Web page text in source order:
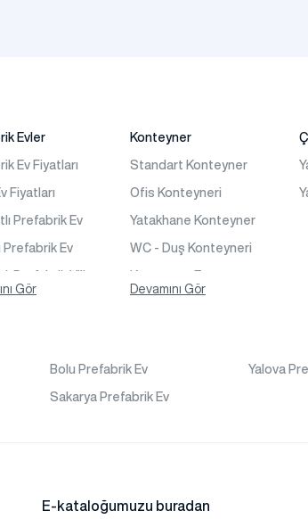
Evler
Ev Fiyatları
Fiyatları
Prefabrik Ev
Prefabrik Ev
Gör
Konteyner
Standart Konteyner
Ofis Konteyneri
Yatakhane Konteyner
WC - Duş Konteyneri
Devamını Gör
Bolu Prefabrik Ev Yalova
Sakarya Prefabrik Ev
E-kataloğumuzu buradan